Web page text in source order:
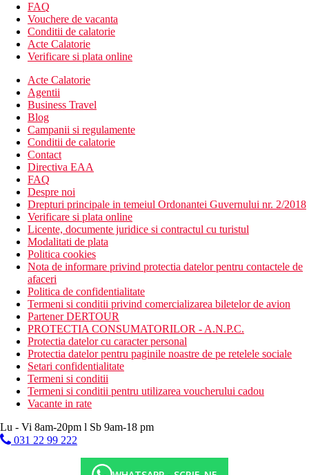
FAQ
Vouchere de vacanta
Conditii de calatorie
Acte Calatorie
Verificare si plata online
Acte Calatorie
Agentii
Business Travel
Blog
Campanii si regulamente
Conditii de calatorie
Contact
Directiva EAA
FAQ
Despre noi
Drepturi principale in temeiul Ordonantei Guvernului nr. 2/2018
Verificare si plata online
Licente, documente juridice si contractul cu turistul
Modalitati de plata
Politica cookies
Nota de informare privind protectia datelor pentru contactele de
afaceri
Politica de confidentialitate
Termeni si conditii privind comercializarea biletelor de avion
Partener DERTOUR
PROTECTIA CONSUMATORILOR - A.N.P.C.
Protectia datelor cu caracter personal
Protectia datelor pentru paginile noastre de pe retelele sociale
Setari confidentialitate
Termeni si conditii
Termeni si conditii pentru utilizarea voucherului cadou
Vacante in rate
Lu - Vi 8am-20pm l Sb 9am-18 pm
031 22 99 222